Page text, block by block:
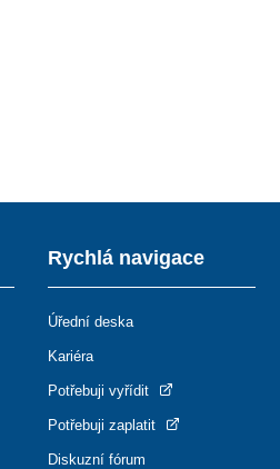
Rychlá navigace
Úřední deska
Kariéra
Potřebuji vyřídit
Potřebuji zaplatit
Diskuzní fórum